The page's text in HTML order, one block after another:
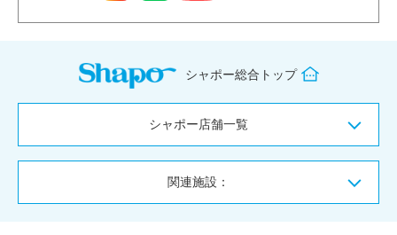
シャポー総合トップ
シャポー店舗一覧
関連施設：